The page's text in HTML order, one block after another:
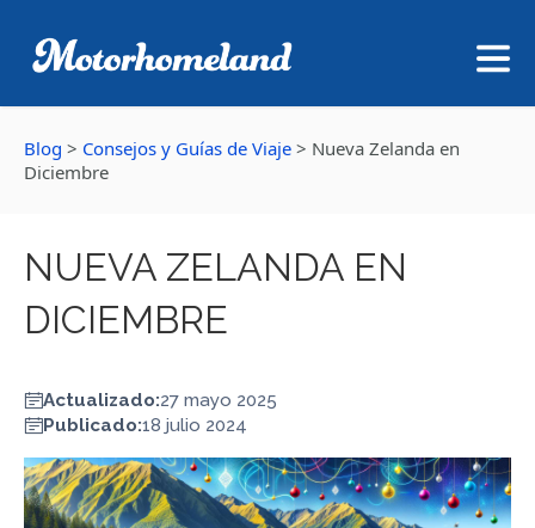
Blog > Consejos y Guías de Viaje > Nueva Zelanda en
Diciembre
NUEVA ZELANDA EN
DICIEMBRE
Actualizado:27 mayo 2025
Publicado:18 julio 2024